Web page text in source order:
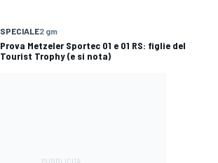
SPECIALE2 gm
Prova Metzeler Sportec 01 e 01 RS: figlie del
Tourist Trophy (e si nota)